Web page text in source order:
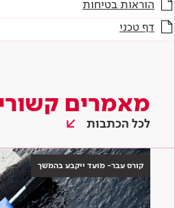
הוראות בטיחות
דף טכני
מאמרים
לכל הכתבות
קורס עבר- מועד ייקבע בהמשך